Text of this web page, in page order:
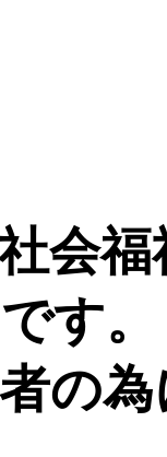
会
す。
の